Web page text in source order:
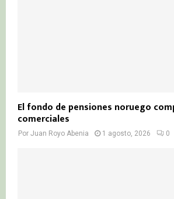
El fondo de pensiones noruego
comerciales
Por Juan Royo Abenia 1 agosto, 2026 0